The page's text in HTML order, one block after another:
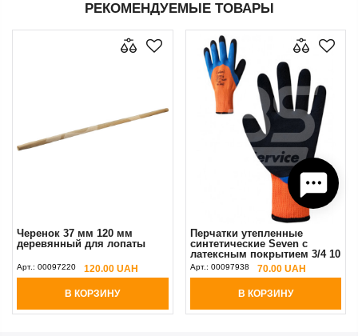
РЕКОМЕНДУЕМЫЕ ТОВАРЫ
Черенок 37 мм 120 мм
деревянный для лопаты
Арт.: 00097220 120.00 UAH
В КОРЗИНУ
Перчатки утепленные
синтетические Seven с
латексным покрытием 3/4 10
(XL)
Арт.: 00097938 70.00 UAH
В КОРЗИНУ